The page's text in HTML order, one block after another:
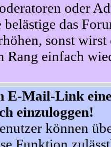
oder
belästige das
sonst
Rang einfach
E-Mail-Link
einzuloggen!
können